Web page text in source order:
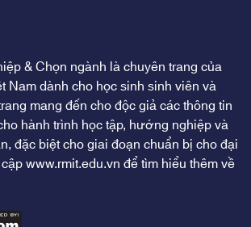
& Chọn ngành là chuyên trang của
Nam dành cho học sinh sinh viên và
mang đến cho độc giả các thông tin
hành trình học tập, hướng nghiệp và
đặc biệt cho giai đoạn chuẩn bị cho đại
www.rmit.edu.vnđể tìm hiểu thêm về